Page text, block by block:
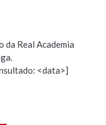
palabra
da Real Academia
<data>]